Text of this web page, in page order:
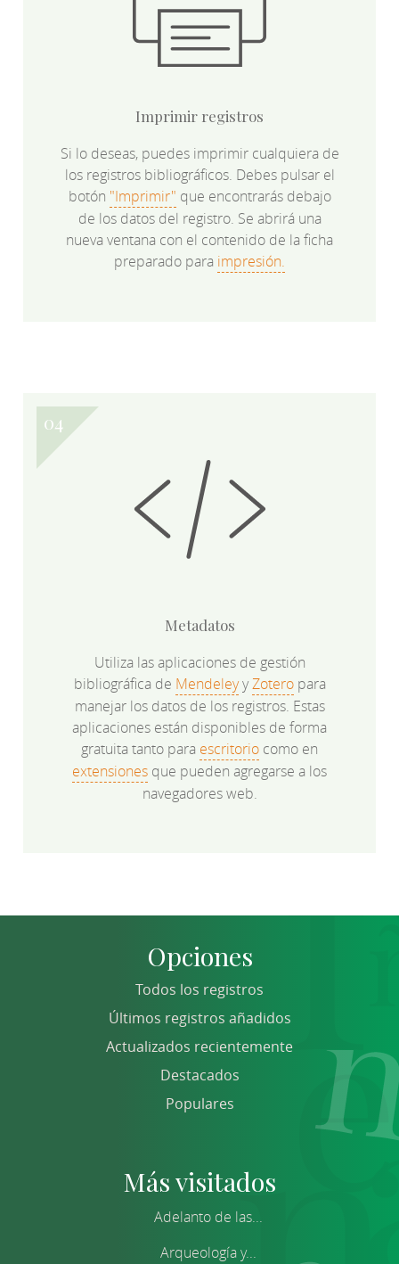
Imprimir registros
Si lo deseas, puedes imprimir cualquiera de
los registros bibliográficos. Debes pulsar el
botón "Imprimir" que encontrarás debajo
de los datos del registro. Se abrirá una
nueva ventana con el contenido de la ficha
preparado para impresión.
Metadatos
Utiliza las aplicaciones de gestión
bibliográfica de MendeleyyZoteropara
manejar los datos de los registros. Estas
aplicaciones están disponibles de forma
gratuita tanto para escritorio como en
extensiones que pueden agregarse a los
navegadores web.
Opciones
Todos los registros
Últimos registros añadidos
Actualizados recientemente
Destacados
Populares
Más visitados
Adelanto de las...
Arqueología y...